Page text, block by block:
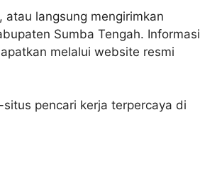
langsung mengirimkan
Sumba Tengah. Informasi
melalui website resmi
pencari kerja terpercaya di